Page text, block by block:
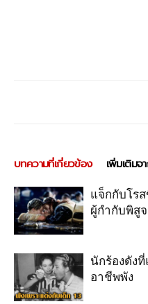
บทความที่เกี่ยวข้อง เพิ่มเติมจ
แจ็กกับโร
ผู้กำกับพิสูจ
นักร้องดัง
อาชีพพัง